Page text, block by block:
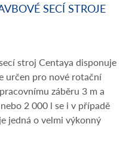
SECÍ STROJE
stroj Centaya disponuje
určen pro nové rotační
záběru 3 m a
2 000 l se i v případě
jedná o velmi výkonný